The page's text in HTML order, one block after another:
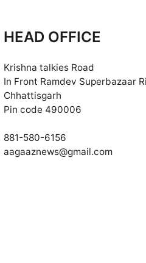
HEAD OFFICE
Krishna talkies Road
In Front Ramdev Superbazaar
Chhattisgarh
Pin code 490006
881-580-6156
aagaaznews@gmail.com